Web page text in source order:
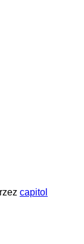
capitol